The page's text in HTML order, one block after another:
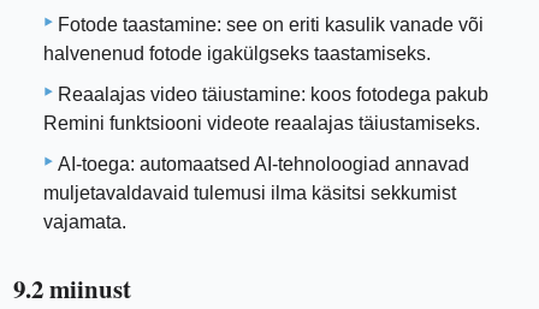
Fotode taastamine: see on eriti kasulik vanade või
halvenenud fotode igakülgseks taastamiseks.
Reaalajas video täiustamine: koos fotodega pakub
Remini funktsiooni videote reaalajas täiustamiseks.
AI-toega: automaatsed AI-tehnoloogiad annavad
muljetavaldavaid tulemusi ilma käsitsi sekkumist
vajamata.
9.2 miinust